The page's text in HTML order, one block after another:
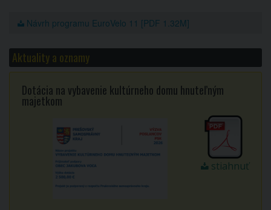
Návrh programu EuroVelo 11 [PDF 1.32M]
Aktuality a oznamy
Dotácia na vybavenie kultúrneho domu hnuteľným
majetkom
stiahnuť